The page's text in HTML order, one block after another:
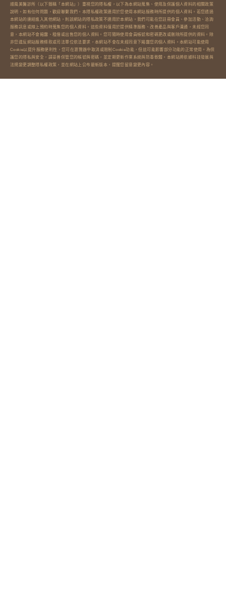
順風美醫診所（以下簡稱「本網站」）重視您的隱私權，以下為本網站蒐集、使用及保護個人資料的相關政策
說明。如有任何問題，歡迎聯繫我們。本隱私權政策適用於您使用本網站服務時所提供的個人資料。若您透過
本網站的連結進入其他網站，則該網站的隱私政策不適用於本網站。我們可能在您註冊會員、參加活動、洽詢
服務訊息或線上預約時蒐集您的個人資料。這些資料僅用於提供精準服務、改善產品與客戶溝通，未經您同
意，本網站不會揭露、租借或出售您的個人資料。您可隨時使用會員帳號和密碼更改或刪除所提供的資料。除
非您違反網站服務條款或司法單位依法要求，本網站不會在未經同意下揭露您的個人資料。本網站可能使用
Cookie以提升服務便利性，您可在瀏覽器中取消或限制Cookie功能，但這可能影響部分功能的正常使用。為保
護您的隱私與安全，請妥善保管您的帳號與密碼，並定期更新作業系統與防毒軟體。本網站將依據科技發展與
法規變更調整隱私權政策，並在網站上公布最新版本，提醒您留意變更內容。